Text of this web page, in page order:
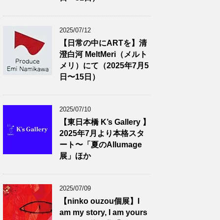
2025/07/12
【日常の中にARTを】清
澄白河 MeltMeri（メルト
メリ）にて（2025年7月5
日〜15日）
2025/07/10
【東日本橋 K’s Gallery 】
2025年7月より本格スタ
ート〜「夏のAllumage
展」ほか
2025/07/09
【ninko ouzou個展】I
am my story, I am yours